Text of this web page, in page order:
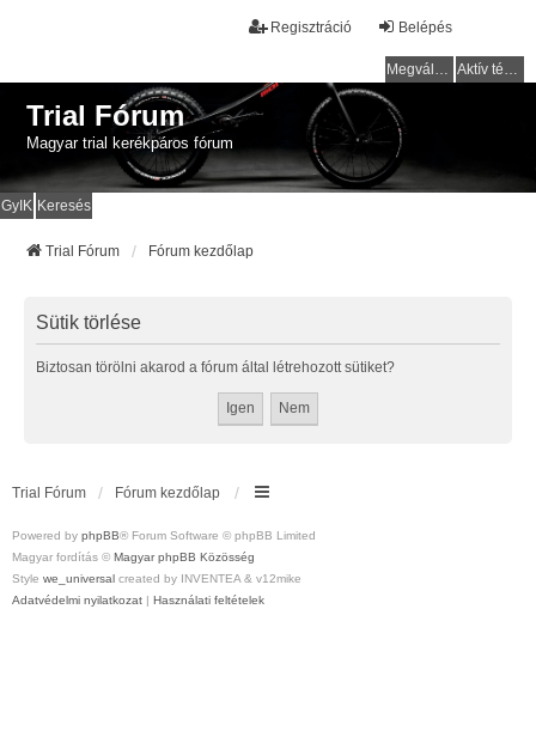
Belépés
Regisztráció
Megválaszolatlan témák Aktív témák
Trial Fórum
Magyar trial kerékpáros fórum
GyIK Keresés
Trial Fórum Fórum kezdőlap
Sütik törlése
Biztosan törölni akarod a fórum által létrehozott sütiket?
Trial Fórum Fórum kezdőlap
Powered by phpBB® Forum Software © phpBB Limited
Magyar fordítás © Magyar phpBB Közösség
Style we_universal created by INVENTEA & v12mike
Adatvédelmi nyilatkozat | Használati feltételek